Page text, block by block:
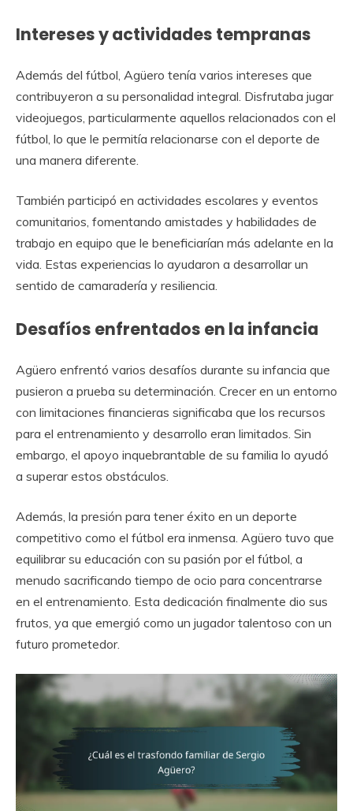
Intereses y actividades tempranas
Además del fútbol, Agüero tenía varios intereses que
contribuyeron a su personalidad integral. Disfrutaba jugar
videojuegos, particularmente aquellos relacionados con el
fútbol, lo que le permitía relacionarse con el deporte de
una manera diferente.
También participó en actividades escolares y eventos
comunitarios, fomentando amistades y habilidades de
trabajo en equipo que le beneficiarían más adelante en la
vida. Estas experiencias lo ayudaron a desarrollar un
sentido de camaradería y resiliencia.
Desafíos enfrentados en la infancia
Agüero enfrentó varios desafíos durante su infancia que
pusieron a prueba su determinación. Crecer en un entorno
con limitaciones financieras significaba que los recursos
para el entrenamiento y desarrollo eran limitados. Sin
embargo, el apoyo inquebrantable de su familia lo ayudó
a superar estos obstáculos.
Además, la presión para tener éxito en un deporte
competitivo como el fútbol era inmensa. Agüero tuvo que
equilibrar su educación con su pasión por el fútbol, a
menudo sacrificando tiempo de ocio para concentrarse
en el entrenamiento. Esta dedicación finalmente dio sus
frutos, ya que emergió como un jugador talentoso con un
futuro prometedor.